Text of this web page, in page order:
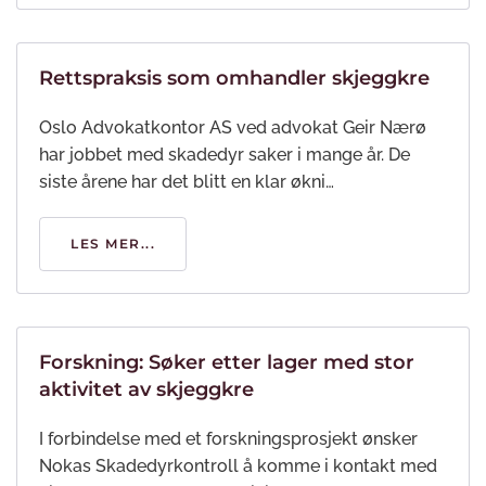
Rettspraksis som omhandler skjeggkre
Oslo Advokatkontor AS ved advokat Geir Nærø
har jobbet med skadedyr saker i mange år. De
siste årene har det blitt en klar økni…
LES MER...
Forskning: Søker etter lager med stor
aktivitet av skjeggkre
I forbindelse med et forskningsprosjekt ønsker
Nokas Skadedyrkontroll å komme i kontakt med